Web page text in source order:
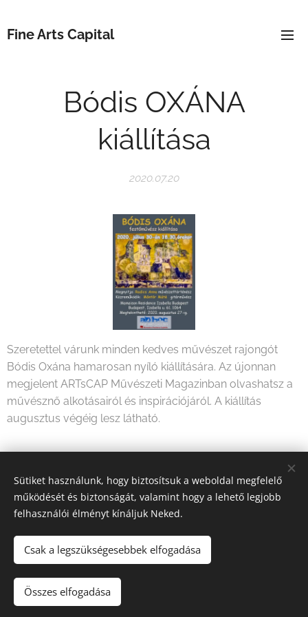
Fine Arts Capital
Bódis OXÁNA
kiállítása
2020.07.20
Szeretettel várunk minden kedves művészet rajongót
Bódis Oxána hamarosan nyíló kiállítására. Az újonnan
megjelent ARTsCAP Művészeti Magazinban olvashatsz a
művésznő alkotásairól és inspirációjáról. A kiállítás
augusztus végéig lesz látható.
2026 Fine Arts Capital művészeti egyesület | Minden jog
Az oldalt a
Sütiket használunk, hogy biztosítsuk a weboldal megfelelő
működését és biztonságát, valamint hogy a lehető legjobb
felhasználói élményt kínáljuk Neked.
Csak a legszükségesebbek elfogadása
Összes elfogadása